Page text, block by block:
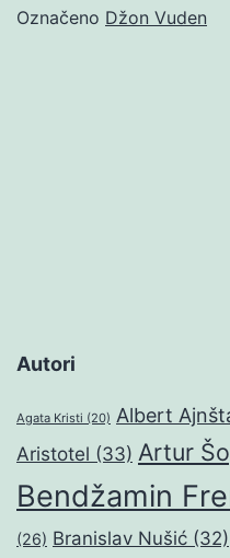
Označeno Džon Vuden
Autori
Agata Kristi (20) Albert
Aristotel (33) Artur
Bendžamin
(26) Branislav Nušić (32)